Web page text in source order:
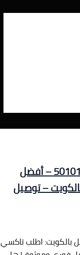
تاكسي السالمية 50101951 – أفضل
– توصيل
بالكويت: اطلب تاكسي